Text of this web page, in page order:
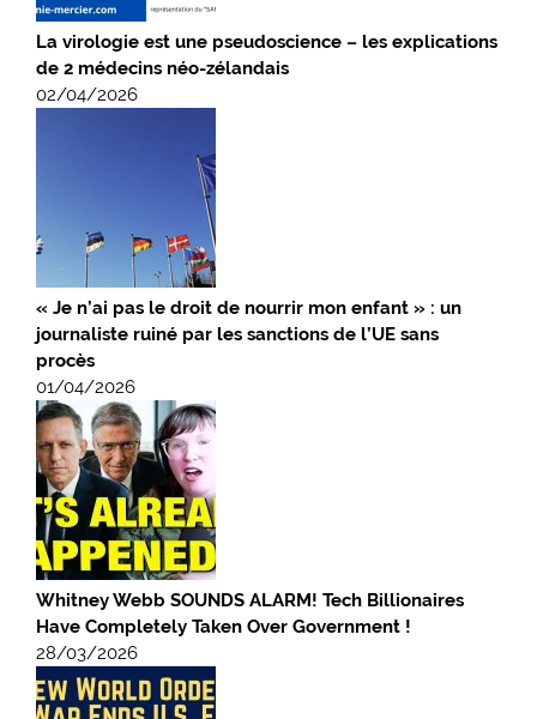
La virologie est une pseudoscience – les explications
de 2 médecins néo-zélandais
02/04/2026
« Je n’ai pas le droit de nourrir mon enfant » : un
journaliste ruiné par les sanctions de l’UE sans
procès
01/04/2026
Whitney Webb SOUNDS ALARM! Tech Billionaires
Have Completely Taken Over Government !
28/03/2026